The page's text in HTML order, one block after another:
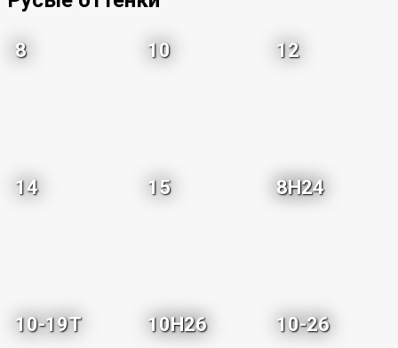
8 10 12
14 15 8H24
10-19T 10H26 10-26